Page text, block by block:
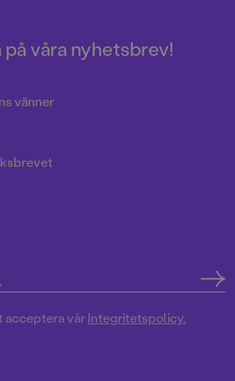
våra nyhetsbrev!
vänner
acceptera vårIntegritetspolicy.